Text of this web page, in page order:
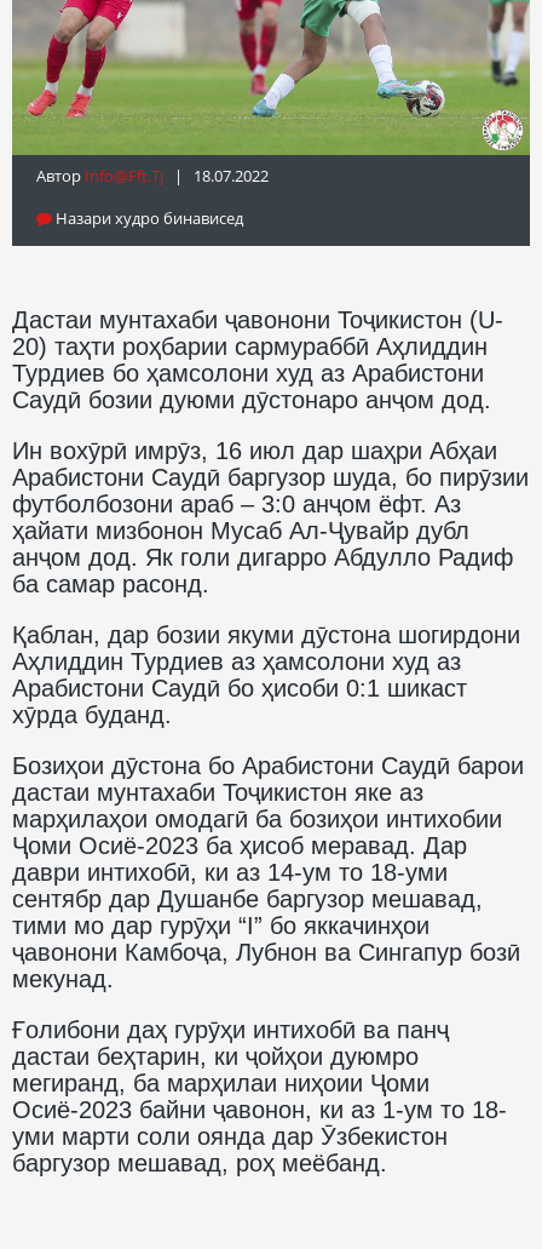
Автор Info@fft.tj | 18.07.2022
Назари худро бинависед
Дастаи мунтахаби ҷавонони Тоҷикистон (U-
20) таҳти роҳбарии сармураббӣ Аҳлиддин
Турдиев бо ҳамсолони худ аз Арабистони
Саудӣ бозии дуюми дӯстонаро анҷом дод.
Ин вохӯрӣ имрӯз, 16 июл дар шаҳри Абҳаи
Арабистони Саудӣ баргузор шуда, бо пирӯзии
футболбозони араб – 3:0 анҷом ёфт. Аз
ҳайати мизбонон Мусаб Ал-Ҷувайр дубл
анҷом дод. Як голи дигарро Абдулло Радиф
ба самар расонд.
Қаблан, дар бозии якуми дӯстона шогирдони
Аҳлиддин Турдиев аз ҳамсолони худ аз
Арабистони Саудӣ бо ҳисоби 0:1 шикаст
хӯрда буданд.
Бозиҳои дӯстона бо Арабистони Саудӣ барои
дастаи мунтахаби Тоҷикистон яке аз
марҳилаҳои омодагӣ ба бозиҳои интихобии
Ҷоми Осиё-2023 ба ҳисоб меравад. Дар
даври интихобӣ, ки аз 14-ум то 18-уми
сентябр дар Душанбе баргузор мешавад,
тими мо дар гурӯҳи “I” бо яккачинҳои
ҷавонони Камбоҷа, Лубнон ва Сингапур бозӣ
мекунад.
Ғолибони даҳ гурӯҳи интихобӣ ва панҷ
дастаи беҳтарин, ки ҷойҳои дуюмро
мегиранд, ба марҳилаи ниҳоии Ҷоми
Осиё-2023 байни ҷавонон, ки аз 1-ум то 18-
уми марти соли оянда дар Ӯзбекистон
баргузор мешавад, роҳ меёбанд.